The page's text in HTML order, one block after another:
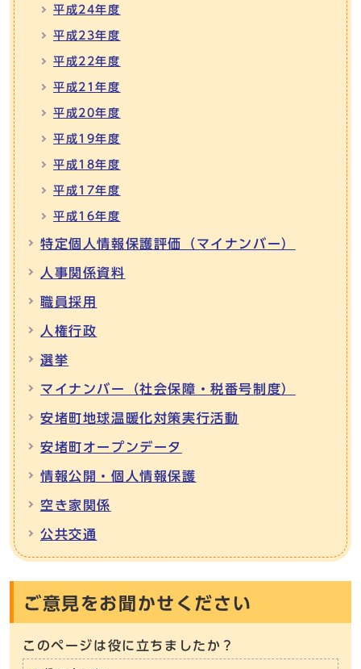
平成24年度
平成23年度
平成22年度
平成21年度
平成20年度
平成19年度
平成18年度
平成17年度
平成16年度
特定個人情報保護評価（マイナンバー）
人事関係資料
職員採用
人権行政
選挙
マイナンバー（社会保障・税番号制度）
安堵町地球温暖化対策実行活動
安堵町オープンデータ
情報公開・個人情報保護
空き家関係
公共交通
ご意見をお聞かせください
このページは役に立ちましたか？